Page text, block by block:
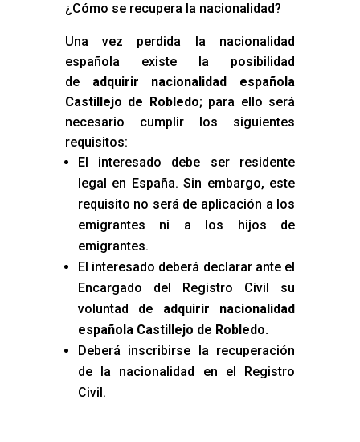
¿Cómo se recupera la nacionalidad?
Una vez perdida la nacionalidad
española existe la posibilidad
de adquirir nacionalidad española
Castillejo de Robledo; para ello será
necesario cumplir los siguientes
requisitos:
El interesado debe ser residente
legal en España. Sin embargo, este
requisito no será de aplicación a los
emigrantes ni a los hijos de
emigrantes.
El interesado deberá declarar ante el
Encargado del Registro Civil su
voluntad de adquirir nacionalidad
española Castillejo de Robledo.
Deberá inscribirse la recuperación
de la nacionalidad en el Registro
Civil.